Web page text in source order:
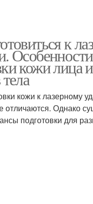
к
Особенности
кожи лица
кожи к лазерному
отличаются. Однако
подготовки для